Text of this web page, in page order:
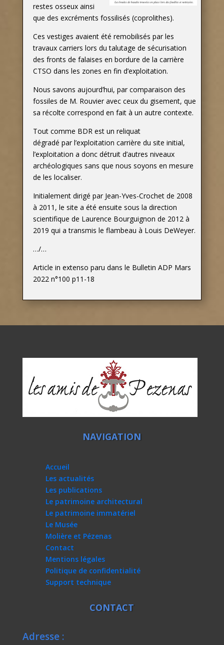
restes osseux ainsi
que des excréments fossilisés (coprolithes).
Ces vestiges avaient été remobilisés par les
travaux carriers lors du talutage de sécurisation
des fronts de falaises en bordure de la carrière
CTSO dans les zones en fin d’exploitation.
Nous savons aujourd’hui, par comparaison des
fossiles de M. Rouvier avec ceux du gisement, que
sa récolte correspond en fait à un autre contexte.
Tout comme BDR est un reliquat
dégradé par l’exploitation carrière du site initial,
l’exploitation a donc détruit d’autres niveaux
archéologiques sans que nous soyons en mesure
de les localiser.
Initialement dirigé par Jean-Yves-Crochet de 2008
à 2011, le site a été ensuite sous la direction
scientifique de Laurence Bourguignon de 2012 à
2019 qui a transmis le flambeau à Louis DeWeyer.
…/…
Article in extenso paru dans le Bulletin ADP Mars
2022 n°100 p11-18
NAVIGATION
Accueil
Les actualités
Les publications
Le patrimoine architectural
Le patrimoine immatériel
Le Musée
Molière et Pézenas
Contact
Mentions légales
Politique de confidentialité
Support technique
CONTACT
Adresse :